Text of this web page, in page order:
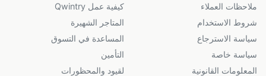
ملاحظات العملاء
شروط الاستخدام
سياسة الاسترجاع
سياسة خاصة
المعلومات القانونية
كيفية عمل Qwintry
المتاجر الشهيرة
المساعدة في التسوق
التأمين
لقيود والمحظورات